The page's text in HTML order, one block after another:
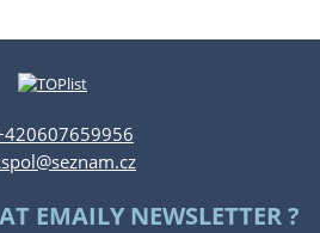
EMAILY NEWSLETTER ?